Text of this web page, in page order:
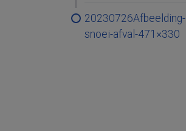
20230726Afbeelding-
snoei-afval-471×330